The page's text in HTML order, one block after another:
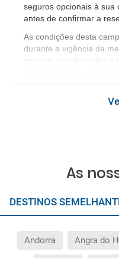
seguros opcionais à sua
antes de confirmar a
​As condições desta
durante a vigência da
possam ser efetuadas à
As
DESTINOS
Andorra Angra do